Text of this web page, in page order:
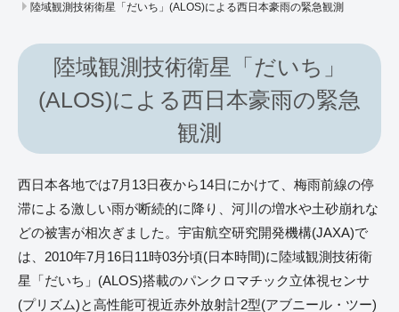
陸域観測技術衛星「だいち」(ALOS)による西日本豪雨の緊急観測
陸域観測技術衛星「だいち」
(ALOS)による西日本豪雨の緊急
観測
西日本各地では7月13日夜から14日にかけて、梅雨前線の停
滞による激しい雨が断続的に降り、河川の増水や土砂崩れな
どの被害が相次ぎました。宇宙航空研究開発機構(JAXA)で
は、2010年7月16日11時03分頃(日本時間)に陸域観測技術衛
星「だいち」(ALOS)搭載のパンクロマチック立体視センサ
(プリズム)と高性能可視近赤外放射計2型(アブニール・ツー)